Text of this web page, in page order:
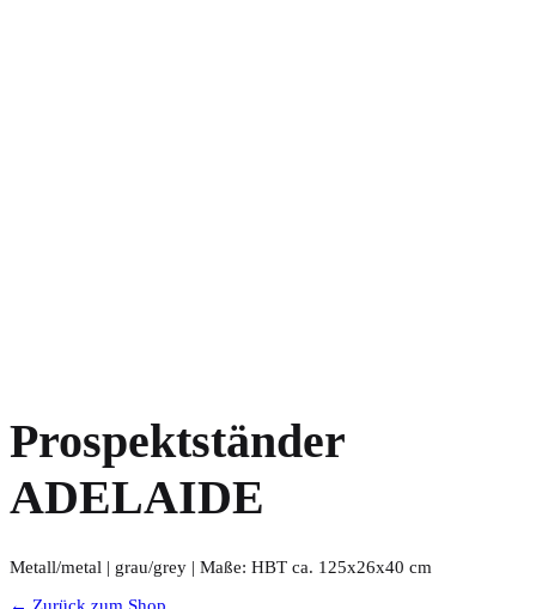
Prospektständer
ADELAIDE
Metall/metal | grau/grey | Maße: HBT ca. 125x26x40 cm